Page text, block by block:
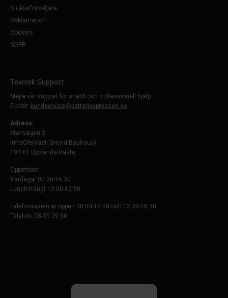
Bli återförsäljare
Reklamation
Cookies
GDPR
Teknisk Support
Mejla vår support för snabb och professionell hjälp.
E-post: kundservice@batteriexpressen.se
Adress:
Kranvägen 2
InfraCityVäst (brevid Bauhaus)
194 61 Upplands-Väsby
Öppettider:
Vardagar 07:30-16:30
Lunchstängt 12:00-12:30
Telefonväxeln är öppen 08:00-12:00 och 12:30-16:30
Telefon: 08-35 29 50